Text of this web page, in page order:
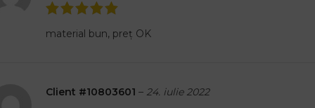
material bun, preț OK
Client #10803601 – 24. iulie 2022